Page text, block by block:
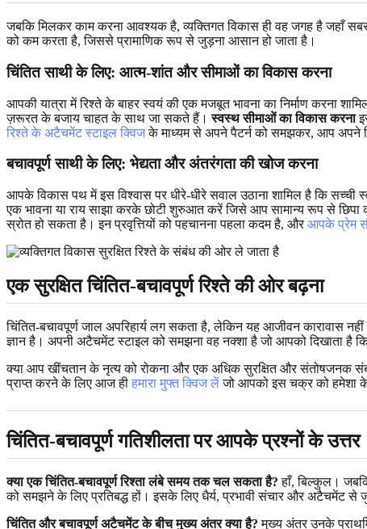
जबकि मिलकर काम करना आवश्यक है, व्यक्तिगत विकास ही वह जगह है जहाँ
को कम करता है, जिससे प्रामाणिक रूप से जुड़ना आसान हो जाता है।
चिंतित साथी के लिए: आत्म-शांत और सीमाओं का विकास करना
आपकी यात्रा में रिश्ते के बाहर स्वयं की एक मजबूत भावना का निर्माण
ज़रूरत के बजाय चाहत के साथ जा सकते हैं।स्वस्थ सीमाओं का विकास करना
रिश्ते के अटैचमेंट स्टाइल क्विजके माध्यम से अपने पैटर्न को समझकर, आप अपने
बचावपूर्ण साथी के लिए: भेद्यता और अंतरंगता की खोज करना
आपके विकास पथ में इस विश्वास पर धीरे-धीरे सवाल उठाना शामिल है कि
एक भावना या राय साझा करके छोटी शुरुआत करें जिसे आप सामान्य रूप से
स्रोत हो सकता है। इन प्रवृत्तियों को पहचानना पहला कदम है, औरआपके प्रेम
एक सुरक्षित चिंतित-बचावपूर्ण रिश्ते की ओर बढ़ना
चिंतित-बचावपूर्ण जाल अपरिहार्य लग सकता है, लेकिन यह आजीवन कारावास
ज्ञान है। अपनी अटैचमेंट स्टाइल को समझना वह नक्शा है जो आपको दिखाता
क्या आप खींचतान के नृत्य को रोकना और एक अधिक सुरक्षित और संतोषजनक
प्राप्त करने के लिए आज ही हमारा मुफ्त क्विज लेंजो आपको इस चक्र को हमेशा
चिंतित-बचावपूर्ण गतिशीलता पर आपके प्रश्नों के उत्तर
क्या एक चिंतित-बचावपूर्ण रिश्ता लंबे समय तक चल सकता है? हाँ, बिल्कुल।
को समझने के लिए प्रतिबद्ध हों। इसके लिए धैर्य, प्रभावी संचार और अटैचमेंट से
चिंतित और बचावपूर्ण अटैचमेंट के बीच मुख्य अंतर क्या है? मुख्य अंतर उनके